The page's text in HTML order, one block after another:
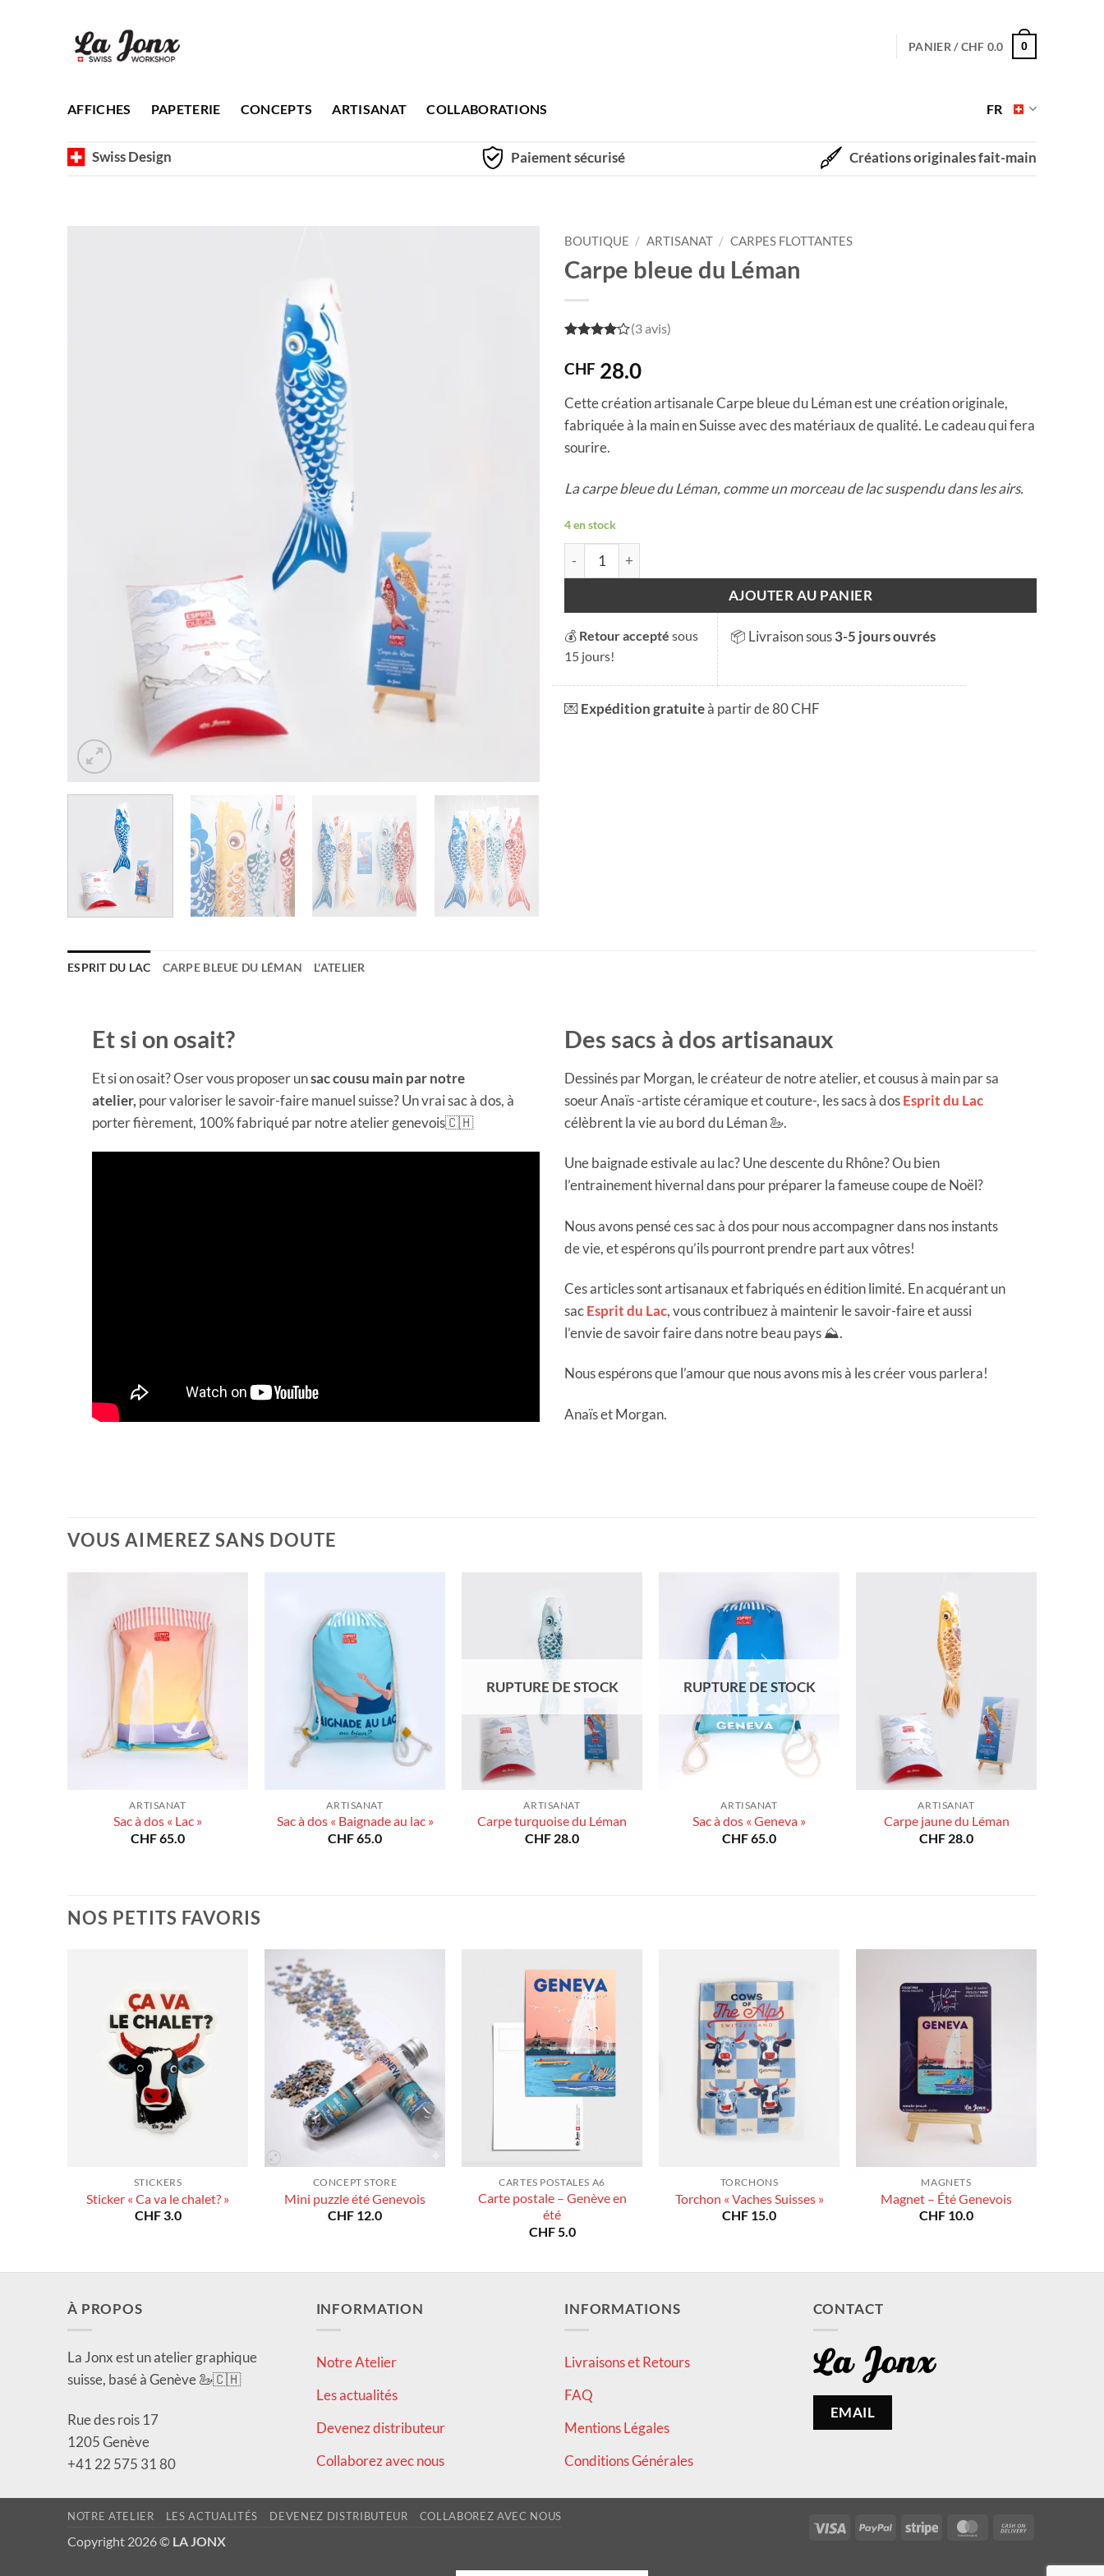
PANIER /CHF 0.0 0
AFFICHES PAPETERIE CONCEPTS ARTISANAT COLLABORATIONS FR
Swiss Design Paiement sécurisé Créations originales fait-main
BOUTIQUE / ARTISANAT / CARPES FLOTTANTES
Carpe bleue du Léman
5
(3 avis)
CHF 28.0
Cette création artisanale Carpe bleue du Léman est une création originale,
fabriquée à la main en Suisse avec des matériaux de qualité. Le cadeau qui fera
sourire.
La carpe bleue du Léman, comme un morceau de lac suspendu dans les airs.
4 en stock
quantité de Carpe bleue du Léman
AJOUTER AU PANIER
💰 Retour accepté sous
15 jours!
📦 Livraison sous3-5 jours ouvrés
💌Expédition gratuiteà partir de 80 CHF
ESPRIT DU LAC CARPE BLEUE DU LÉMAN L'ATELIER
Et si on osait?
Et si on osait? Oser vous proposer unsac cousu main par notre
atelier, pour valoriser le savoir-faire manuel suisse? Un vrai sac à dos, à
porter fièrement, 100% fabriqué par notre atelier genevois🇨🇭
Des sacs à dos artisanaux
Dessinés par Morgan, le créateur de notre atelier, et cousus à main par sa
soeur Anaïs -artiste céramique et couture-, les sacs à dosEsprit du Lac
célèbrent la vie au bord du Léman 🦢.
Une baignade estivale au lac? Une descente du Rhône? Ou bien
l’entrainement hivernal dans pour préparer la fameuse coupe de Noël?
Nous avons pensé ces sac à dos pour nous accompagner dans nos instants
de vie, et espérons qu’ils pourront prendre part aux vôtres!
Ces articles sont artisanaux et fabriqués en édition limité. En acquérant un
sacEsprit du Lac, vous contribuez à maintenir le savoir-faire et aussi
l’envie de savoir faire dans notre beau pays ⛰️.
Nous espérons que l’amour que nous avons mis à les créer vous parlera!
Anaïs et Morgan.
VOUS AIMEREZ SANS DOUTE
ARTISANAT
Sac à dos « Lac »
CHF65.0
ARTISANAT
Sac à dos « Baignade au lac »
CHF65.0
RUPTURE DE STOCK
ARTISANAT
Carpe turquoise du Léman
CHF 28.0
RUPTURE DE STOCK
ARTISANAT
Sac à dos « Geneva »
CHF65.0
ARTISANAT
Carpe jaune du Léman
CHF 28.0
NOS PETITS FAVORIS
STICKERS
Sticker « Ca va le chalet? »
CHF3.0
CONCEPT STORE
Mini puzzle été Genevois
CHF 12.0
CARTES POSTALES A6
Carte postale – Genève en
été
CHF5.0
TORCHONS
Torchon « Vaches Suisses »
CHF 15.0
MAGNETS
Magnet – Été Genevois
CHF 10.0
À PROPOS
La Jonx est un atelier graphique
suisse, basé à Genève 🦢🇨🇭
Rue des rois 17
1205 Genève
+41 22 575 31 80
INFORMATION
Notre Atelier
Les actualités
Devenez distributeur
Collaborez avec nous
INFORMATIONS
Livraisons et Retours
FAQ
Mentions Légales
Conditions Générales
CONTACT
EMAIL
Visa PayPal Stripe MasterCard
Delivery
NOTRE ATELIER LES ACTUALITÉS DEVENEZ DISTRIBUTEUR COLLABOREZ AVEC NOUS
Copyright 2026 © LA JONX